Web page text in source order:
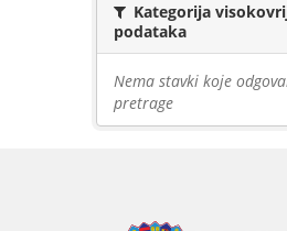
Kategorija
podataka
Nema stavki koje
pretrage